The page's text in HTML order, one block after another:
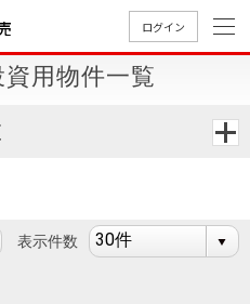
ログイン
用物件一覧
表示件数